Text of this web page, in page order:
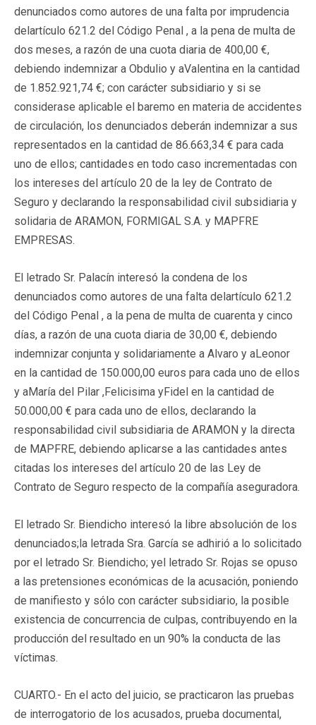
denunciados como autores de una falta por imprudencia
delartículo 621.2 del Código Penal , a la pena de multa de
dos meses, a razón de una cuota diaria de 400,00 €,
debiendo indemnizar a Obdulio y aValentina en la cantidad
de 1.852.921,74 €; con carácter subsidiario y si se
considerase aplicable el baremo en materia de accidentes
de circulación, los denunciados deberán indemnizar a sus
representados en la cantidad de 86.663,34 € para cada
uno de ellos; cantidades en todo caso incrementadas con
los intereses del artículo 20 de la ley de Contrato de
Seguro y declarando la responsabilidad civil subsidiaria y
solidaria de ARAMON, FORMIGAL S.A. y MAPFRE
EMPRESAS.
El letrado Sr. Palacín interesó la condena de los
denunciados como autores de una falta delartículo 621.2
del Código Penal , a la pena de multa de cuarenta y cinco
días, a razón de una cuota diaria de 30,00 €, debiendo
indemnizar conjunta y solidariamente a Alvaro y aLeonor
en la cantidad de 150.000,00 euros para cada uno de ellos
y aMaría del Pilar ,Felicisima yFidel en la cantidad de
50.000,00 € para cada uno de ellos, declarando la
responsabilidad civil subsidiaria de ARAMON y la directa
de MAPFRE, debiendo aplicarse a las cantidades antes
citadas los intereses del artículo 20 de las Ley de
Contrato de Seguro respecto de la compañía aseguradora.
El letrado Sr. Biendicho interesó la libre absolución de los
denunciados;la letrada Sra. García se adhirió a lo solicitado
por el letrado Sr. Biendicho; yel letrado Sr. Rojas se opuso
a las pretensiones económicas de la acusación, poniendo
de manifiesto y sólo con carácter subsidiario, la posible
existencia de concurrencia de culpas, contribuyendo en la
producción del resultado en un 90% la conducta de las
víctimas.
CUARTO.- En el acto del juicio, se practicaron las pruebas
de interrogatorio de los acusados, prueba documental,